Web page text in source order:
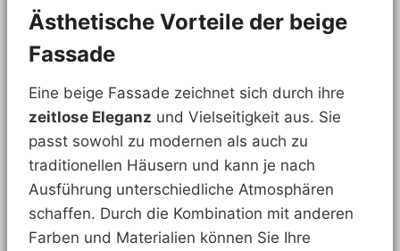
Ästhetische Vorteile der beige
Fassade
Eine beige Fassade zeichnet sich durch ihre
zeitlose Eleganz und Vielseitigkeit aus. Sie
passt sowohl zu modernen als auch zu
traditionellen Häusern und kann je nach
Ausführung unterschiedliche Atmosphären
schaffen. Durch die Kombination mit anderen
Farben und Materialien können Sie Ihre